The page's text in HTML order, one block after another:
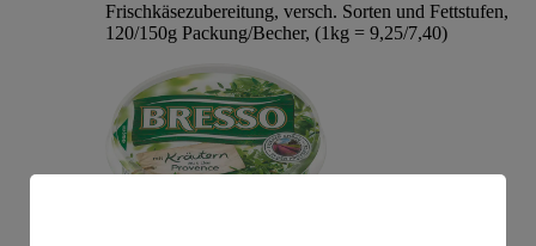
Frischkäsezubereitung, versch. Sorten und Fettstufen,
120/150g Packung/Becher, (1kg = 9,25/7,40)